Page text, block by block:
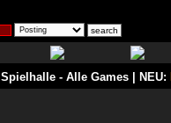
Spielhalle- Alle Games | NEU: